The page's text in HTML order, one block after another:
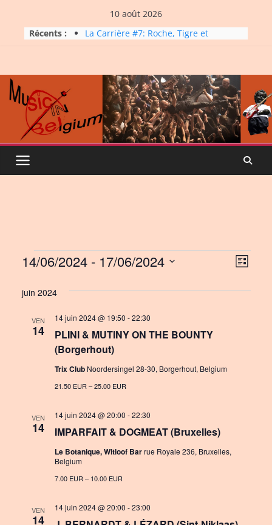
content
10 août 2026
Récents :
La Carrière #7: Roche, Tigre et
Micro Festival #16, maxi line-
Dynatop3 – 26 juillet 2026
Events
V
i
E
L
s
14/06/2024 - 17/06/2024
e
juin 2024
VEN
14
PLINI & MUTINY ON THE BOUNTY
(Borgerhout)
14 juin 2024 @ 19:50 -22:30
Trix Club Noordersingel 28-30, Borgerhout, Belgium
21.50 EUR – 25.00 EUR
VEN
14 IMPARFAIT & DOGMEAT (Bruxelles)
14 juin 2024 @ 20:00 -22:30
Le Botanique, Witloof Barrue Royale 236, Bruxelles,
Belgium
7.00 EUR – 10.00 EUR
VEN
14
14 juin 2024 @ 20:00 -23:00